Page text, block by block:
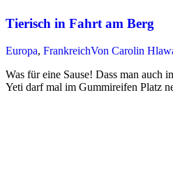
Tierisch in Fahrt am Berg
Europa, FrankreichVon Carolin
Was für eine Sause! Dass man
Yeti darf mal im Gummireifen Platz